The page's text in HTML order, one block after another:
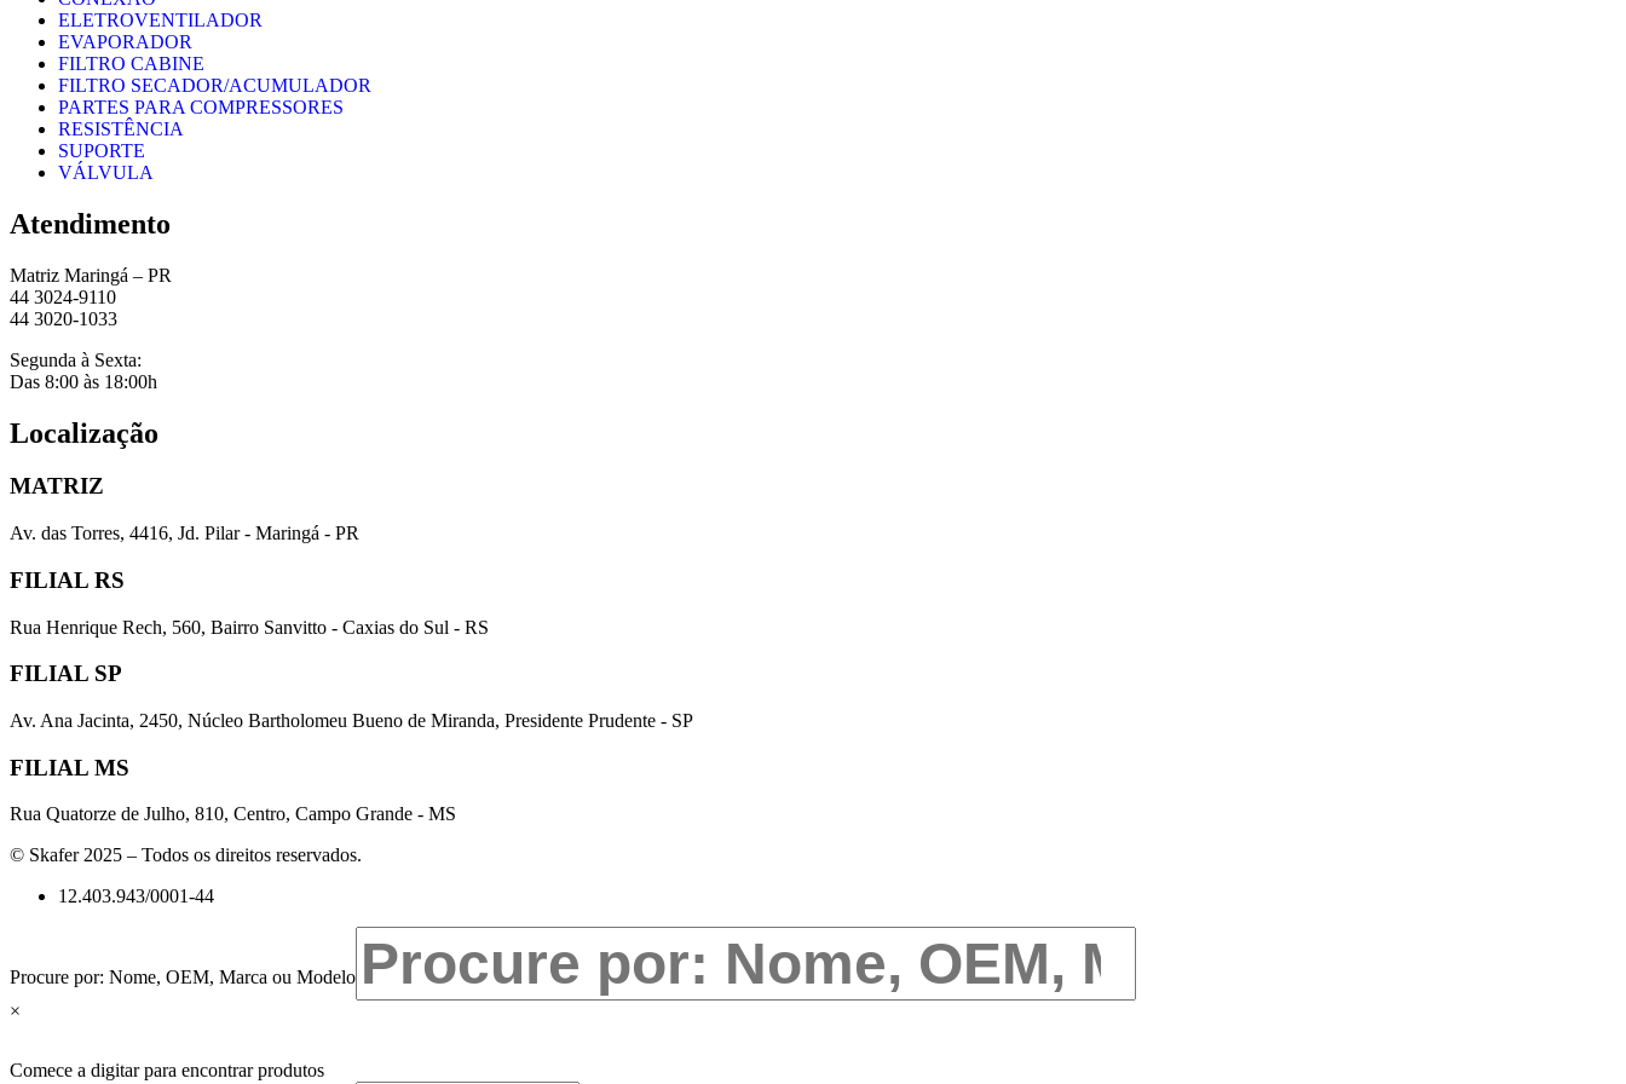
ELETROVENTILADOR
EVAPORADOR
FILTRO CABINE
FILTRO SECADOR/ACUMULADOR
PARTES PARA COMPRESSORES
RESISTÊNCIA
SUPORTE
VÁLVULA
Atendimento
Matriz Maringá – PR
44 3024-9110
44 3020-1033
Segunda à Sexta:
Das 8:00 às 18:00h
Localização
MATRIZ
Av. das Torres, 4416, Jd. Pilar - Maringá - PR
FILIAL RS
Rua Henrique Rech, 560, Bairro Sanvitto - Caxias do Sul - RS
FILIAL SP
Av. Ana Jacinta, 2450, Núcleo Bartholomeu Bueno de Miranda, Presidente Prudente - SP
FILIAL MS
Rua Quatorze de Julho, 810, Centro, Campo Grande - MS
© Skafer 2025 – Todos os direitos reservados.
12.403.943/0001-44
Procure por: Nome, OEM, Marca ou Modelo
×
Comece a digitar para encontrar produtos